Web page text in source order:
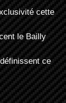
cette
le Bailly
ce